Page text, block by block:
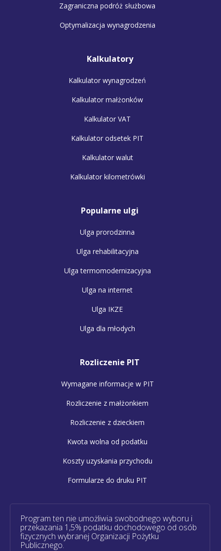
Zagraniczna podróż służbowa
Optymalizacja wynagrodzenia
Kalkulatory
Kalkulator wynagrodzeń
Kalkulator małżonków
Kalkulator VAT
Kalkulator odsetek PIT
Kalkulator walut
Kalkulator kilometrówki
Popularne ulgi
Ulga prorodzinna
Ulga rehabilitacyjna
Ulga termomodernizacyjna
Ulga na internet
Ulga IKZE
Ulga dla młodych
Rozliczenie PIT
Wymagane informacje w PIT
Rozliczenie z małżonkiem
Rozliczenie z dzieckiem
Kwota wolna od podatku
Koszty uzyskania przychodu
Formularze do druku PIT
Program ten nie umożliwia swobodnego wyboru i
przekazania 1,5% podatku dochodowego od osób
fizycznych wybranej Organizacji Pożytku
Publicznego.